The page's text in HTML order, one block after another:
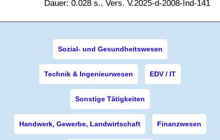
Dauer: 0.028 s., Vers. V.2025-d-2008-Ind-141
Sozial- und Gesundheitswesen
Technik & Ingenieurwesen EDV / IT
Sonstige Tätigkeiten
Handwerk, Gewerbe, Landwirtschaft Finanzwesen